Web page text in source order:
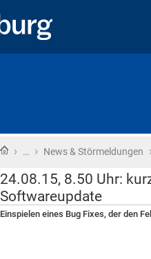
Startseite
› … › News & Störmeldungen ›
24.08.15, 8.50 Uhr:
Softwareupdate
Einspielen eines Bug Fixes, der den